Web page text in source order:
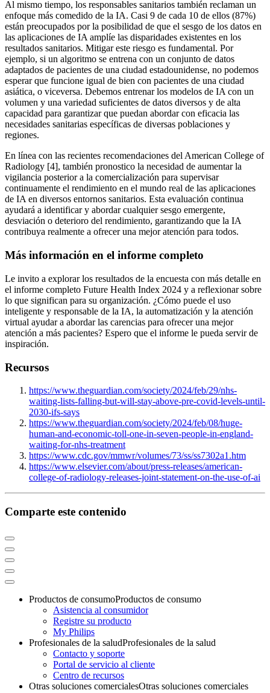
Al mismo tiempo, los responsables sanitarios también reclaman un
enfoque más comedido de la IA. Casi 9 de cada 10 de ellos (87%)
están preocupados por la posibilidad de que el sesgo de los datos en
las aplicaciones de IA amplíe las disparidades existentes en los
resultados sanitarios. Mitigar este riesgo es fundamental. Por
ejemplo, si un algoritmo se entrena con un conjunto de datos
adaptados de pacientes de una ciudad estadounidense, no podemos
esperar que funcione igual de bien con pacientes de una ciudad
asiática, o viceversa. Debemos entrenar los modelos de IA con un
volumen y una variedad suficientes de datos diversos y de alta
capacidad para garantizar que puedan abordar con eficacia las
necesidades sanitarias específicas de diversas poblaciones y
regiones.
En línea con las recientes recomendaciones del American College of
Radiology [4], también pronostico la necesidad de aumentar la
vigilancia posterior a la comercialización para supervisar
continuamente el rendimiento en el mundo real de las aplicaciones
de IA en diversos entornos sanitarios. Esta evaluación continua
ayudará a identificar y abordar cualquier sesgo emergente,
desviación o deterioro del rendimiento, garantizando que la IA
contribuya realmente a ofrecer una mejor atención para todos.
Más información en el informe completo
Le invito a explorar los resultados de la encuesta con más detalle en
el informe completo Future Health Index 2024 y a reflexionar sobre
lo que significan para su organización. ¿Cómo puede el uso
inteligente y responsable de la IA, la automatización y la atención
virtual ayudar a abordar las carencias para ofrecer una mejor
atención a más pacientes? Espero que el informe le pueda servir de
inspiración.
Recursos
https://www.theguardian.com/society/2024/feb/29/nhs-
waiting-lists-falling-but-will-stay-above-pre-covid-levels-until-
2030-ifs-says
https://www.theguardian.com/society/2024/feb/08/huge-
human-and-economic-toll-one-in-seven-people-in-england-
waiting-for-nhs-treatment
https://www.cdc.gov/mmwr/volumes/73/ss/ss7302a1.htm
https://www.elsevier.com/about/press-releases/american-
college-of-radiology-releases-joint-statement-on-the-use-of-ai
Comparte este contenido
Productos de consumoProductos de consumo
Asistencia al consumidor
Registre su producto
My Philips
Profesionales de la saludProfesionales de la salud
Contacto y soporte
Portal de servicio al cliente
Centro de recursos
Otras soluciones comercialesOtras soluciones comerciales